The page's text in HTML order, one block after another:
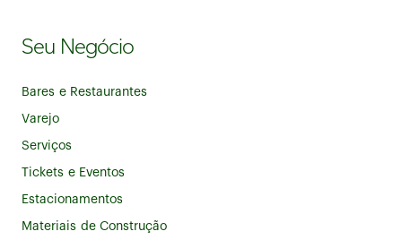
Seu Negócio
Bares e Restaurantes
Varejo
Serviços
Tickets e Eventos
Estacionamentos
Materiais de Construção